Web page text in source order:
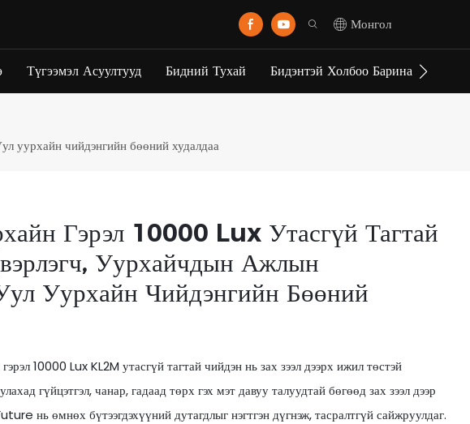
Монгол
Түгээмэл Асуултууд Бидний Тухай Бидэнтэй Холбоо Барина Уу
уурхайн чийдэнгийн бөөний худалдаа
Гэрэл 10000 Lux Утасгүй Тагтай
Уурхайчдын Ажлын
Уурхайн Чийдэнгийн Бөөний
10000 Lux KL2M утасгүй тагтай чийдэн нь зах зээл дээрх ижил төстэй
гүйцэтгэл, чанар, гадаад төрх гэх мэт давуу талуудтай бөгөөд зах зээл дээр
нь өмнөх бүтээгдэхүүний дутагдлыг нэгтгэн дүгнэж, тасралтгүй сайжруулдаг.